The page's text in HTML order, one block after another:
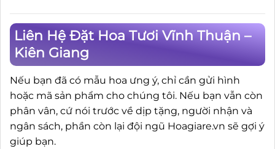
Liên Hệ Đặt Hoa Tươi Vĩnh Thuận –
Kiên Giang
Nếu bạn đã có mẫu hoa ưng ý, chỉ cần gửi hình
hoặc mã sản phẩm cho chúng tôi. Nếu bạn vẫn còn
phân vân, cứ nói trước về dịp tặng, người nhận và
ngân sách, phần còn lại đội ngũ Hoagiare.vn sẽ gợi ý
giúp bạn.